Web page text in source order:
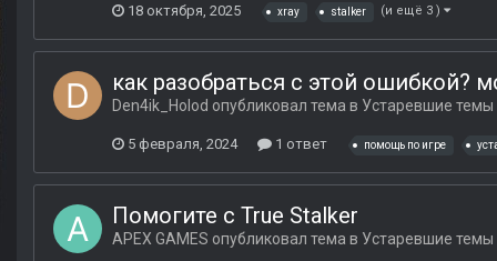
18 октября, 2025 xray stalker (и ещё 3 )
как разобраться с этой ошибкой?
Den4ik_Holod опубликовал тема в Устаревшие темы
5 февраля, 2024 1 ответ помощь по игре
Помогите с True Stalker
APEX GAMES опубликовал тема в Устаревшие темы